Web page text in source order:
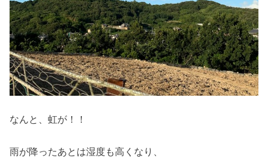
なんと、虹が！！
雨が降ったあとは湿度も高くなり、